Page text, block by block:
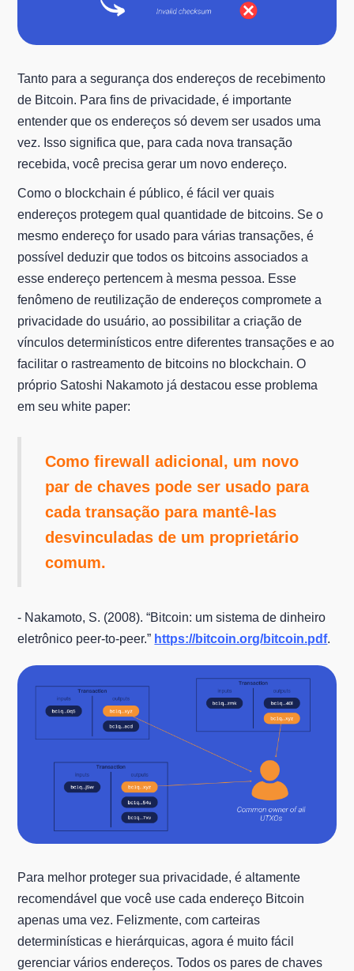
Tanto para a segurança dos endereços de recebimento
de Bitcoin. Para fins de privacidade, é importante
entender que os endereços só devem ser usados uma
vez. Isso significa que, para cada nova transação
recebida, você precisa gerar um novo endereço.
Como o blockchain é público, é fácil ver quais
endereços protegem qual quantidade de bitcoins. Se o
mesmo endereço for usado para várias transações, é
possível deduzir que todos os bitcoins associados a
esse endereço pertencem à mesma pessoa. Esse
fenômeno de reutilização de endereços compromete a
privacidade do usuário, ao possibilitar a criação de
vínculos determinísticos entre diferentes transações e ao
facilitar o rastreamento de bitcoins no blockchain. O
próprio Satoshi Nakamoto já destacou esse problema
em seu white paper:
Como firewall adicional, um novo
par de chaves pode ser usado para
cada transação para mantê-las
desvinculadas de um proprietário
comum.
- Nakamoto, S. (2008). “Bitcoin: um sistema de dinheiro
eletrônico peer-to-peer.” https://bitcoin.org/bitcoin.pdf.
Para melhor proteger sua privacidade, é altamente
recomendável que você use cada endereço Bitcoin
apenas uma vez. Felizmente, com carteiras
determinísticas e hierárquicas, agora é muito fácil
gerenciar vários endereços. Todos os pares de chaves